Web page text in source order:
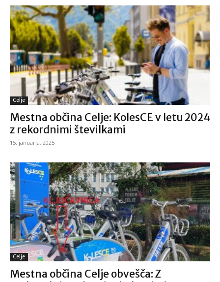
Celje
Mestna občina Celje: KolesCE v letu 2024
z rekordnimi številkami
15. januarja, 2025
Celje
Mestna občina Celje obvešča: Z